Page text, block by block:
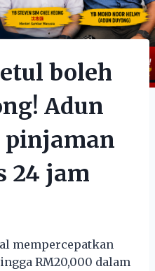
boleh
Adun
pinjaman
24 jam
mempercepatkan
RM20,000 dalam